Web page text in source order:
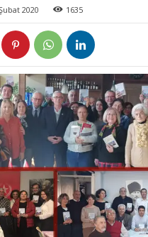
2020 1635